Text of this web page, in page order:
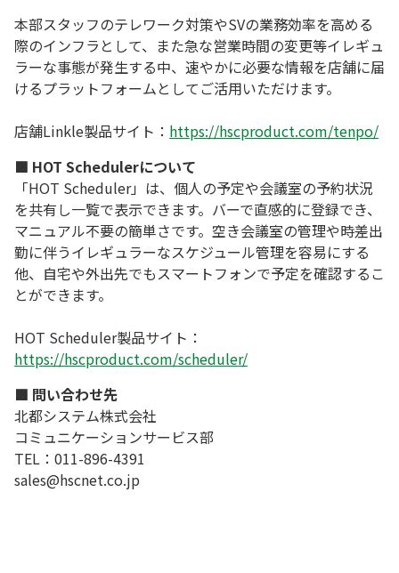
本部スタッフのテレワーク対策やSVの業務効率を高める
際のインフラとして、また急な営業時間の変更等イレギュ
ラーな事態が発生する中、速やかに必要な情報を店舗に届
けるプラットフォームとしてご活用いただけます。
店舗Linkle製品サイト： https://hscproduct.com/tenpo/
■ HOT Schedulerについて
「HOT Scheduler」は、個人の予定や会議室の予約状況
を共有し一覧で表示できます。バーで直感的に登録でき、
マニュアル不要の簡単さです。空き会議室の管理や時差出
勤に伴うイレギュラーなスケジュール管理を容易にする
他、自宅や外出先でもスマートフォンで予定を確認するこ
とができます。
HOT Scheduler製品サイト：
https://hscproduct.com/scheduler/
■ 問い合わせ先
北都システム株式会社
コミュニケーションサービス部
TEL：011-896-4391
sales@hscnet.co.jp